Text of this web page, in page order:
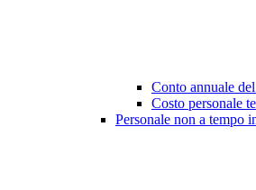
Conto annuale
Costo personale
Personale non a tempo